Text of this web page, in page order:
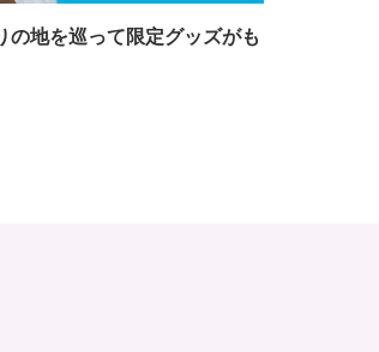
の地を巡って限定グッズがも